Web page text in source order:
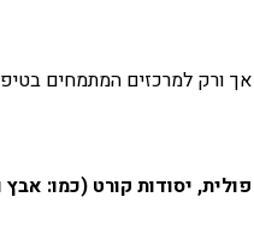
למרכזים המתמחים